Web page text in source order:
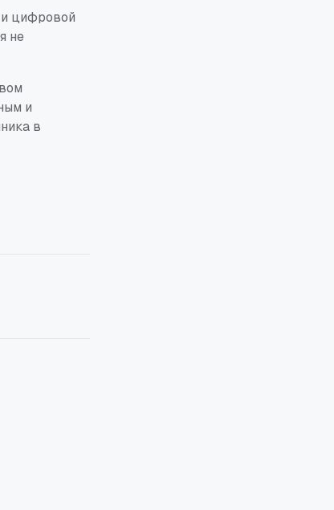
цифровой
не
и
в